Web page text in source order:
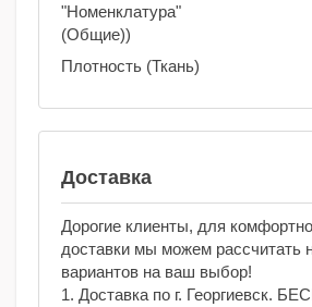
"Номенклатура"
(Общие))
Плотность (Ткань)
Доставка
Дорогие клиенты, для
доставки мы можем рассчитать
вариантов на ваш выбор!
1. Доставка по г. Георгиевск.